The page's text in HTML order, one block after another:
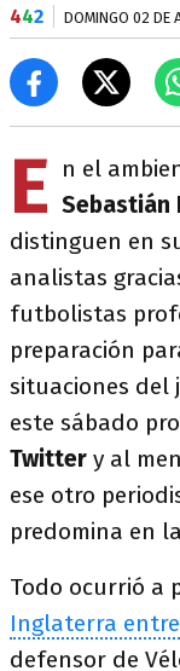
442 DOMINGO 02 DE
E
n el
Sebastián
distinguen en
analistas
futbolistas
preparación
situaciones del
este sábado
Twitter y al
ese otro
predomina en
Todo ocurrió a
Inglaterra
defensor de